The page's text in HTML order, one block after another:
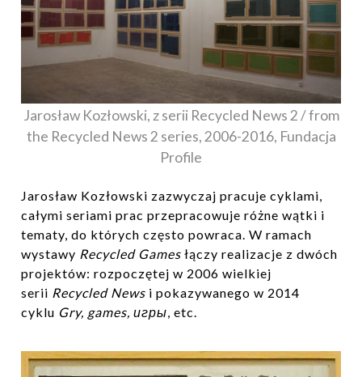
Jarosław Kozłowski, z serii Recycled News 2 / from
the Recycled News 2 series, 2006-2016, Fundacja
Profile
Jarosław Kozłowski zazwyczaj pracuje cyklami,
całymi seriami prac przepracowuje różne wątki i
tematy, do których często powraca. W ramach
wystawy Recycled Games łączy realizacje z dwóch
projektów: rozpoczętej w 2006 wielkiej
serii Recycled News i pokazywanego w 2014
cyklu Gry, games, игры, etc.